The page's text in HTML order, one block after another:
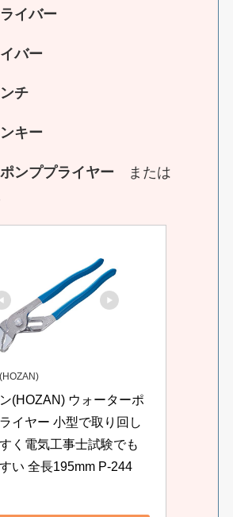
イバー
バー
ンチ
キー
ンププライヤー または
(HOZAN) ウォーターポ
イヤー 小型で取り回し
く電気工事士試験でも
い 全長195mm P-244